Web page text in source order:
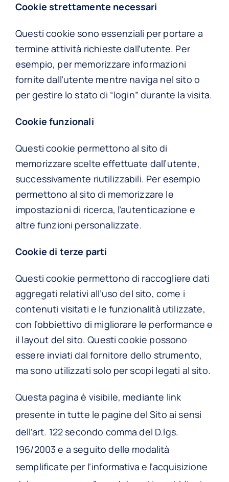
Cookie strettamente necessari
Questi cookie sono essenziali per portare a
termine attività richieste dall’utente. Per
esempio, per memorizzare informazioni
fornite dall’utente mentre naviga nel sito o
per gestire lo stato di “login” durante la visita.
Cookie funzionali
Questi cookie permettono al sito di
memorizzare scelte effettuate dall’utente,
successivamente riutilizzabili. Per esempio
permettono al sito di memorizzare le
impostazioni di ricerca, l’autenticazione e
altre funzioni personalizzate.
Cookie di terze parti
Questi cookie permettono di raccogliere dati
aggregati relativi all’uso del sito, come i
contenuti visitati e le funzionalità utilizzate,
con l’obbiettivo di migliorare le performance e
il layout del sito. Questi cookie possono
essere inviati dal fornitore dello strumento,
ma sono utilizzati solo per scopi legati al sito.
Questa pagina è visibile, mediante link
presente in tutte le pagine del Sito ai sensi
dell’art. 122 secondo comma del D.lgs.
196/2003 e a seguito delle modalità
semplificate per l’informativa e l’acquisizione